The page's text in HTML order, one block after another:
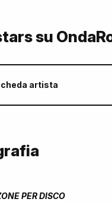
su
artista
PER DISCO